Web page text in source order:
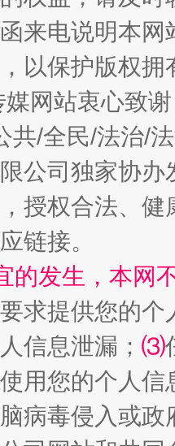
期 从幼
你上场
来电说明本
以保护版权
网站衷心致
共/全民/法治/
公司独家协
授权合法、
链接。
的发生，本网
求提供您的个
信息泄漏； ⑶
用您的个人
病毒侵入或